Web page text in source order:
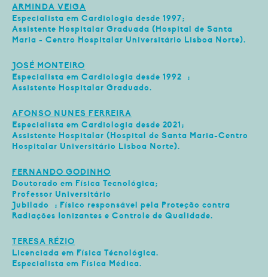
ARMINDA VEIGA
Especialista em Cardiologia desde 1997;
Assistente Hospitalar Graduada (Hospital de Santa
Maria - Centro Hospitalar Universitário Lisboa Norte).
JOSÉ MONTEIRO
Especialista em Cardiologia desde 1992 ;
Assistente Hospitalar Graduado.
AFONSO NUNES FERREIRA
Especialista em Cardiologia desde 2021;
Assistente Hospitalar (Hospital de Santa Maria-Centro
Hospitalar Universitário Lisboa Norte).
FERNANDO GODINHO
Doutorado em Física Tecnológica;
Professor Universitário
Jubilado ; Físico responsável pela Proteção contra
Radiações Ionizantes e Controle de Qualidade.
TERESA RÉZIO
Licenciada em Física Técnológica.
Especialista em Física Médica.